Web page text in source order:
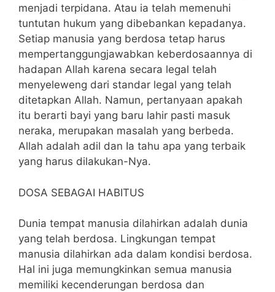
menjadi terpidana. Atau ia telah memenuhi
tuntutan hukum yang dibebankan kepadanya.
Setiap manusia yang berdosa tetap harus
mempertanggungjawabkan keberdosaannya di
hadapan Allah karena secara legal telah
menyeleweng dari standar legal yang telah
ditetapkan Allah. Namun, pertanyaan apakah
itu berarti bayi yang baru lahir pasti masuk
neraka, merupakan masalah yang berbeda.
Allah adalah adil dan Ia tahu apa yang terbaik
yang harus dilakukan-Nya.
DOSA SEBAGAI HABITUS
Dunia tempat manusia dilahirkan adalah dunia
yang telah berdosa. Lingkungan tempat
manusia dilahirkan ada dalam kondisi berdosa.
Hal ini juga memungkinkan semua manusia
memiliki kecenderungan berdosa dan